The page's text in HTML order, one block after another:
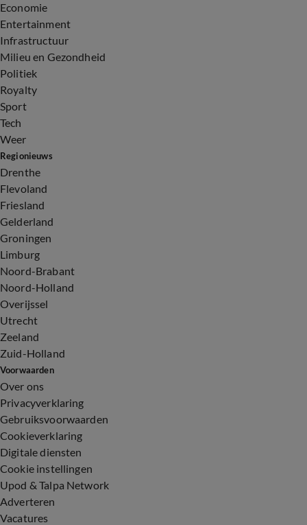
Economie
Entertainment
Infrastructuur
Milieu en Gezondheid
Politiek
Royalty
Sport
Tech
Weer
Regionieuws
Drenthe
Flevoland
Friesland
Gelderland
Groningen
Limburg
Noord-Brabant
Noord-Holland
Overijssel
Utrecht
Zeeland
Zuid-Holland
Voorwaarden
Over ons
Privacyverklaring
Gebruiksvoorwaarden
Cookieverklaring
Digitale diensten
Cookie instellingen
Upod & Talpa Network
Adverteren
Vacatures